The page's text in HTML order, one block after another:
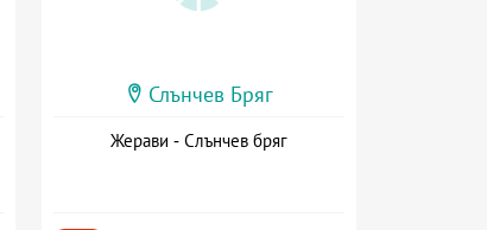
Слънчев Бряг
Жерави - Слънчев бряг